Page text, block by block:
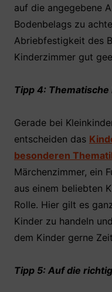
auf die angegebene
Bodenbelags zu
Abriebfestigkeit des
Kinderzimmer gut
Tipp 4:
Gerade bei
entscheiden das
besonderen
Märchenzimmer, ein
aus einem beliebten
Rolle. Hier gilt es
Kinder zu handeln
dem Kinder gerne
Tipp 5: Auf die